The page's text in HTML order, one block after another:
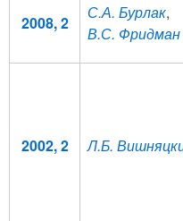
2008, 2
С.А. Бурлак,
В.С. Фридман
2002, 2 Л.Б.